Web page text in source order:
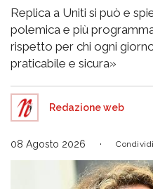
Replica a Uniti si può e
polemica e più
rispetto per chi ogni
praticabile e sicura»
Redazione web
08 Agosto 2026 Condividi